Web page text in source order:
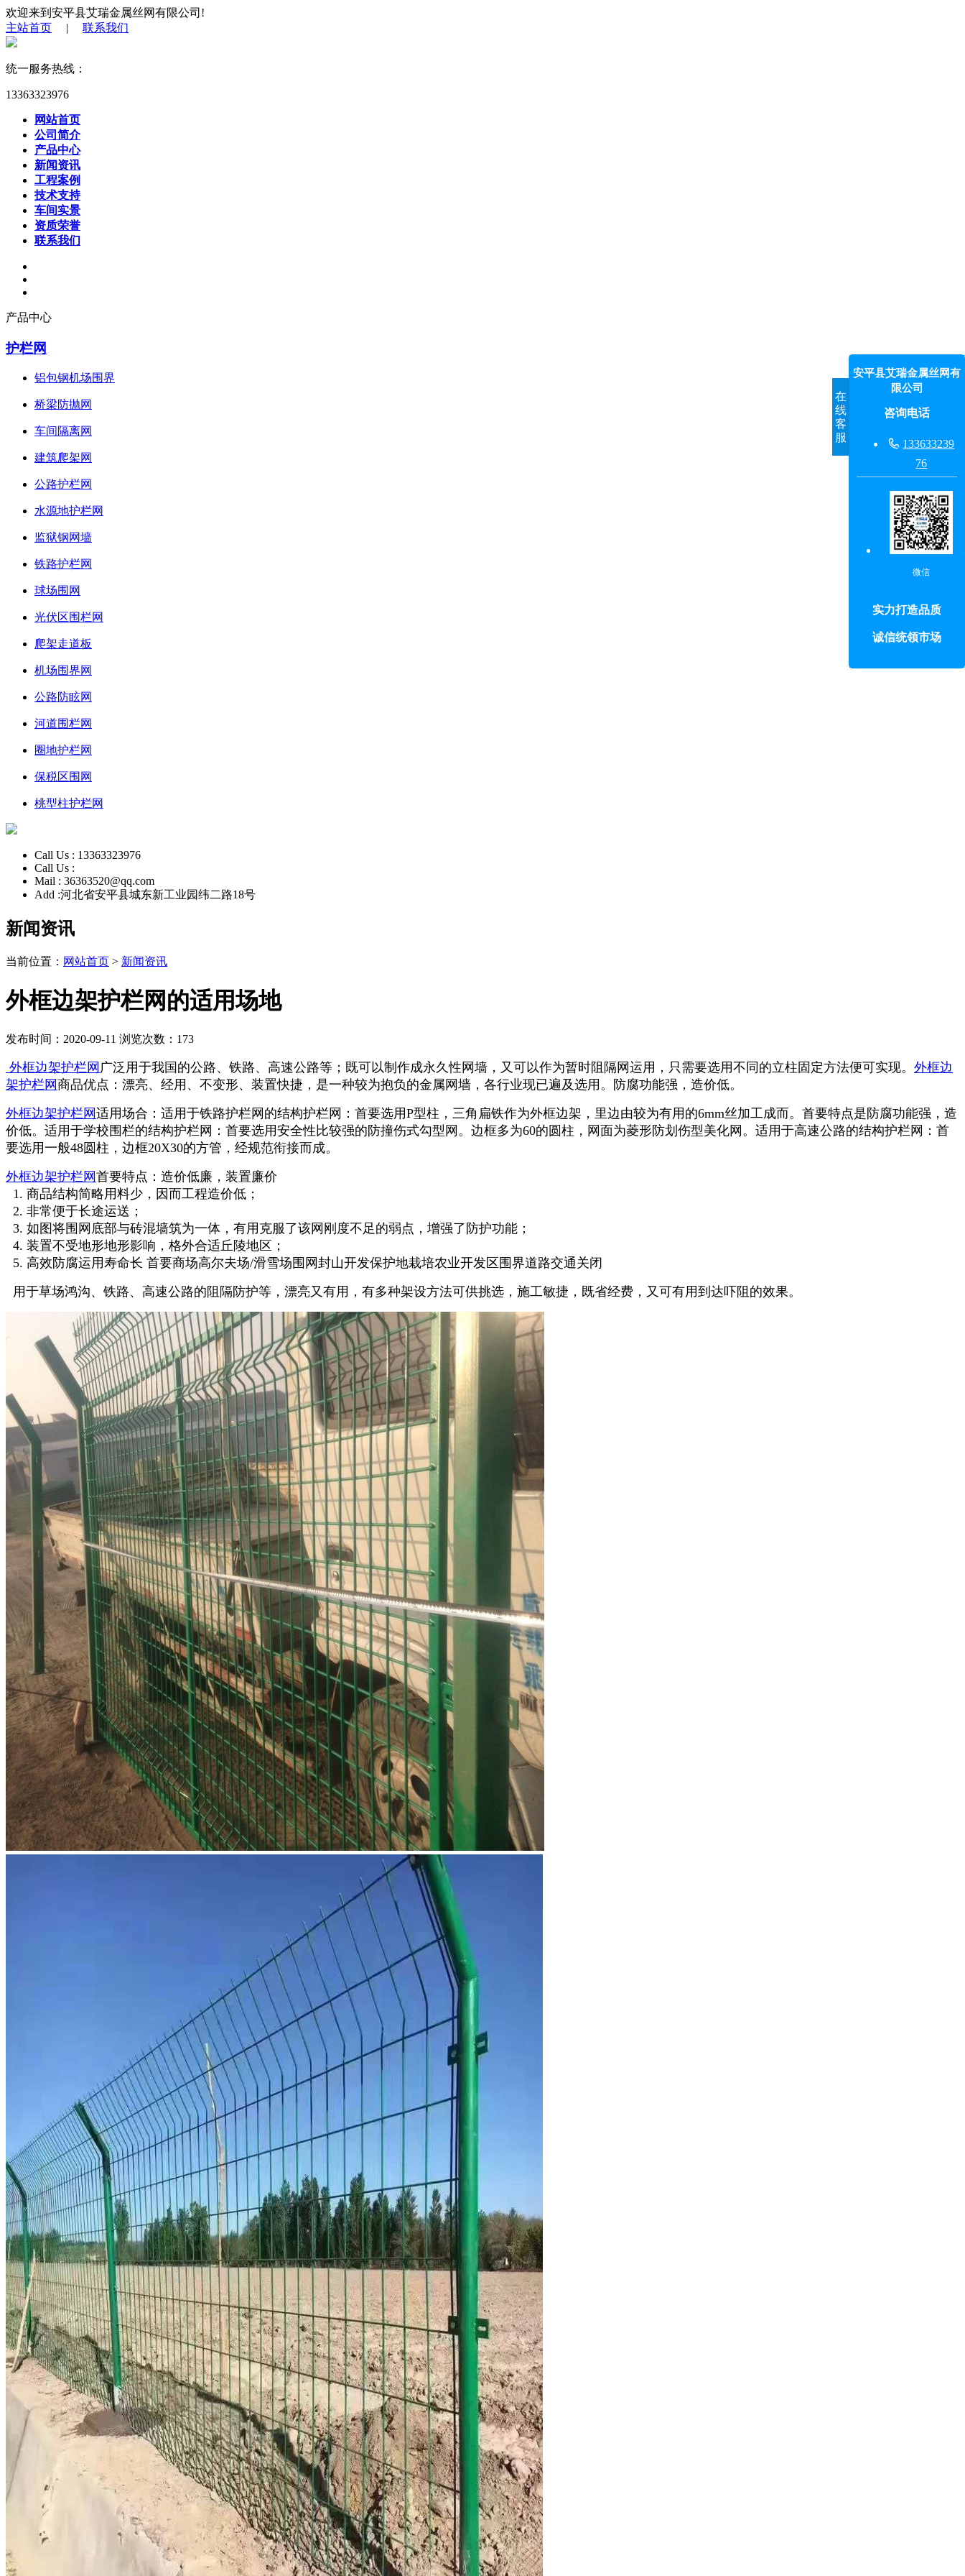
欢迎来到安平县艾瑞金属丝网有限公司!
主站首页 | 联系我们
统一服务热线：
13363323976
网站首页
公司简介
产品中心
新闻资讯
工程案例
技术支持
车间实景
资质荣誉
联系我们
产品中心
护栏网
铝包钢机场围界
桥梁防抛网
车间隔离网
建筑爬架网
公路护栏网
水源地护栏网
监狱钢网墙
铁路护栏网
球场围网
光伏区围栏网
爬架走道板
机场围界网
公路防眩网
河道围栏网
圈地护栏网
保税区围网
桃型柱护栏网
Call Us : 13363323976
Call Us :
Mail : 36363520@qq.com
Add :河北省安平县城东新工业园纬二路18号
新闻资讯
当前位置： 网站首页 > 新闻资讯
外框边架护栏网的适用场地
发布时间：2020-09-11 浏览次数： 173
外框边架护栏网 广泛用于我国的公路、铁路、高速公路等；既可以制作成永久性网墙，又可以作为暂时阻隔网运用，只需要选用不同的立柱固定方法便可实现。 外框边
架护栏网 商品优点：漂亮、经用、不变形、装置快捷，是一种较为抱负的金属网墙，各行业现已遍及选用。防腐功能强，造价低。
外框边架护栏网 适用场合：适用于铁路护栏网的结构护栏网：首要选用P型柱，三角扁铁作为外框边架，里边由较为有用的6mm丝加工成而。首要特点是防腐功能强，造
价低。适用于学校围栏的结构护栏网：首要选用安全性比较强的防撞伤式勾型网。边框多为60的圆柱，网面为菱形防划伤型美化网。适用于高速公路的结构护栏网：首
要选用一般48圆柱，边框20X30的方管，经规范衔接而成。
外框边架护栏网 首要特点：造价低廉，装置廉价
1. 商品结构简略用料少，因而工程造价低；
2. 非常便于长途运送；
3. 如图将围网底部与砖混墙筑为一体，有用克服了该网刚度不足的弱点，增强了防护功能；
4. 装置不受地形地形影响，格外合适丘陵地区；
5. 高效防腐运用寿命长 首要商场高尔夫场/滑雪场围网封山开发保护地栽培农业开发区围界道路交通关闭
用于草场鸿沟、铁路、高速公路的阻隔防护等，漂亮又有用，有多种架设方法可供挑选，施工敏捷，既省经费，又可有用到达吓阻的效果。
在
线
客
服
安平县艾瑞金属丝网有
限公司
咨询电话
 133633239
76
微信
实力打造品质
诚信统领市场